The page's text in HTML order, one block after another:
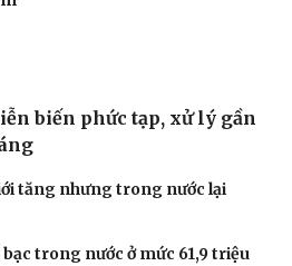
xã hội trong Chiến dịch Thanh
dời dân quanh Trung tâm Điện